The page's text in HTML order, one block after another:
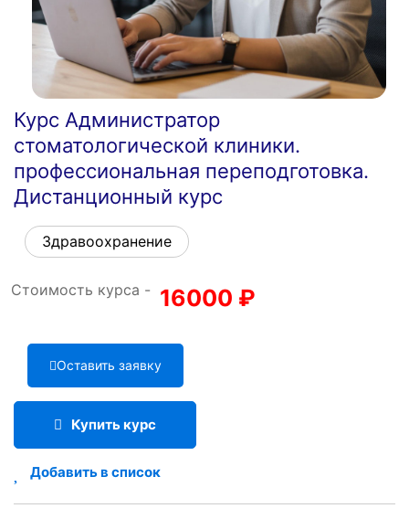
Курс Администратор
стоматологической клиники.
профессиональная переподготовка.
Дистанционный курс
Здравоохранение
Стоимость курса - 16000 ₽
Оставить заявку
Купить курс
Добавить в список